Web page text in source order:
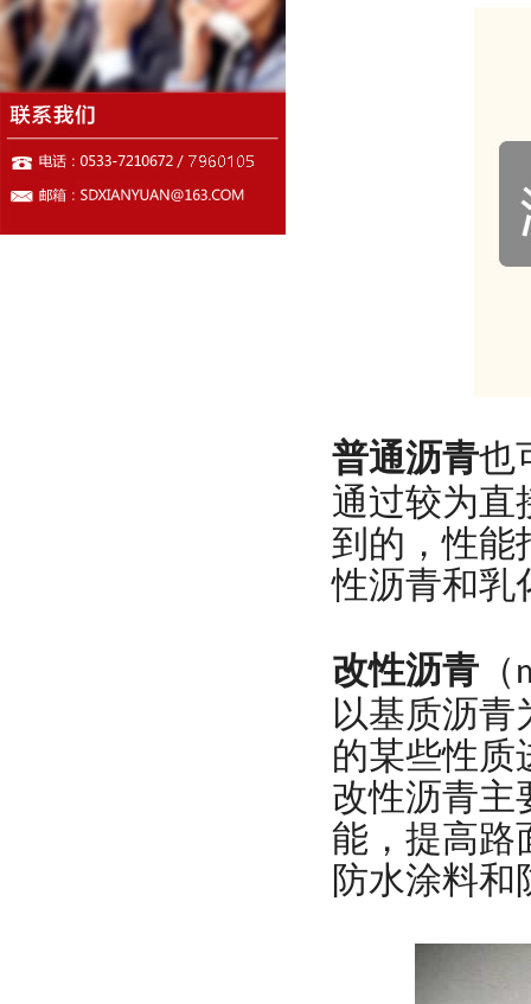
普通沥青也
通过较为直
到的，性能
性沥青和乳
改性沥青 （
以基质沥青
的某些性质
改性沥青主
能，提高路
防水涂料和